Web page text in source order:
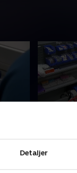
Detaljer
årige